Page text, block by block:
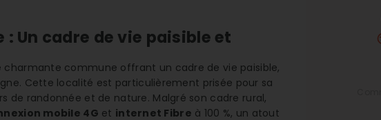
Un cadre de vie paisible et
commune offrant un cadre de vie paisible,
Cette localité est particulièrement prisée pour sa
de randonnée et de nature. Malgré son cadre rural,
mobile 4G et internet Fibre à 100 %, un atout